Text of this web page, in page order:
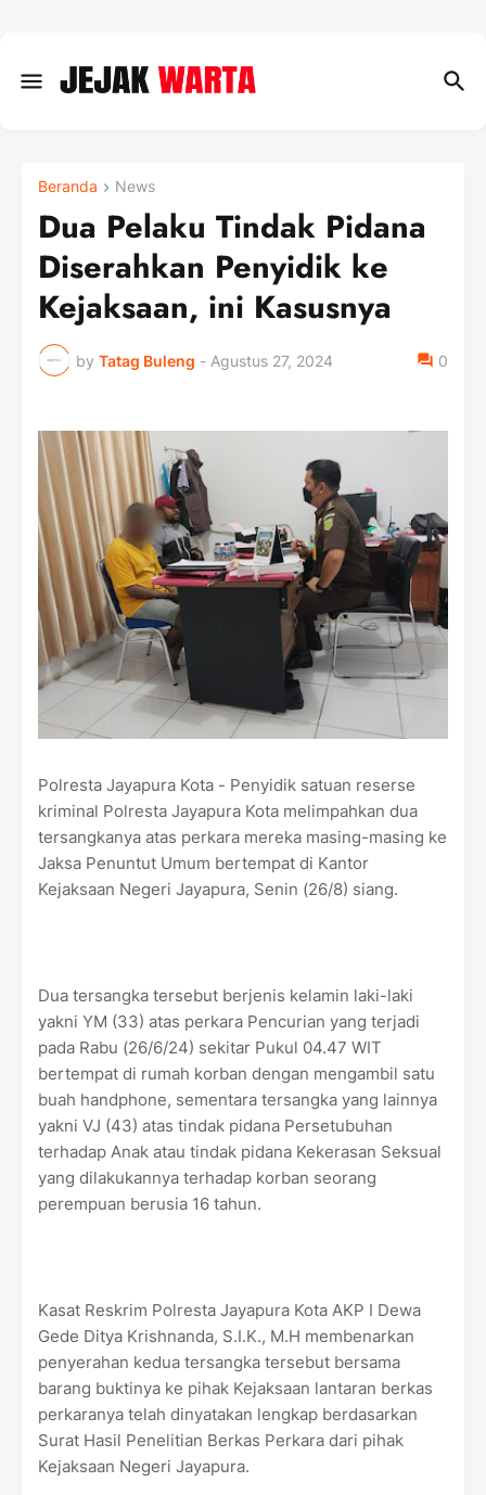
Beranda News
Dua Pelaku Tindak Pidana
Diserahkan Penyidik ke
Kejaksaan, ini Kasusnya
by Tatag Buleng - Agustus 27, 2024 0
Polresta Jayapura Kota - Penyidik satuan reserse
kriminal Polresta Jayapura Kota melimpahkan dua
tersangkanya atas perkara mereka masing-masing ke
Jaksa Penuntut Umum bertempat di Kantor
Kejaksaan Negeri Jayapura, Senin (26/8) siang.
Dua tersangka tersebut berjenis kelamin laki-laki
yakni YM (33) atas perkara Pencurian yang terjadi
pada Rabu (26/6/24) sekitar Pukul 04.47 WIT
bertempat di rumah korban dengan mengambil satu
buah handphone, sementara tersangka yang lainnya
yakni VJ (43) atas tindak pidana Persetubuhan
terhadap Anak atau tindak pidana Kekerasan Seksual
yang dilakukannya terhadap korban seorang
perempuan berusia 16 tahun.
Kasat Reskrim Polresta Jayapura Kota AKP I Dewa
Gede Ditya Krishnanda, S.I.K., M.H membenarkan
penyerahan kedua tersangka tersebut bersama
barang buktinya ke pihak Kejaksaan lantaran berkas
perkaranya telah dinyatakan lengkap berdasarkan
Surat Hasil Penelitian Berkas Perkara dari pihak
Kejaksaan Negeri Jayapura.